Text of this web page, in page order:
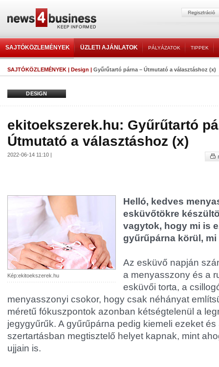
SAJTÓKÖZLEMÉNYEK ÜZLETI AJÁNLATOK PÁLYÁZATOK TIPPEK
SAJTÓKÖZLEMÉNYEK | Design | Gyűrűtartó párna – Útmutató a választáshoz (x)
DESIGN
ekitoekszerek.hu: Gyűrűtartó
Útmutató a választáshoz (x)
2022-06-14 11:10 |
Kép:ekitoekszerek.hu
Helló, kedves
esküvőtökre
vagytok, hogy mi is
gyűrűpárna körül,
Az esküvő napján
a menyasszony és a
esküvői torta, a
menyasszonyi csokor, hogy csak néhányat
méretű fókuszpontok azonban kétségtelenül a
jegygyűrűk. A gyűrűpárna pedig kiemeli ezeket
szertartásban megtisztelő helyet kapnak, mint
ujjain is.